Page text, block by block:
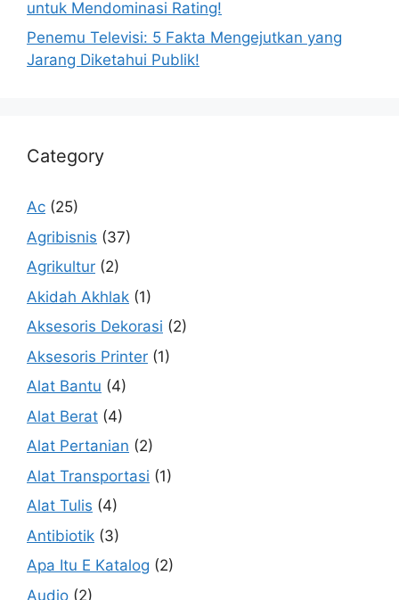
untuk Mendominasi Rating!
Penemu Televisi: 5 Fakta Mengejutkan yang
Jarang Diketahui Publik!
Category
Ac (25)
Agribisnis (37)
Agrikultur (2)
Akidah Akhlak (1)
Aksesoris Dekorasi (2)
Aksesoris Printer (1)
Alat Bantu (4)
Alat Berat (4)
Alat Pertanian (2)
Alat Transportasi (1)
Alat Tulis (4)
Antibiotik (3)
Apa Itu E Katalog (2)
Audio (2)